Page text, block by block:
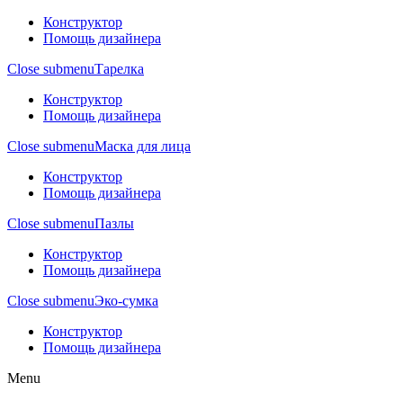
Конструктор
Помощь дизайнера
Close submenuТарелка
Конструктор
Помощь дизайнера
Close submenuМаска для лица
Конструктор
Помощь дизайнера
Close submenuПазлы
Конструктор
Помощь дизайнера
Close submenuЭко-сумка
Конструктор
Помощь дизайнера
Menu